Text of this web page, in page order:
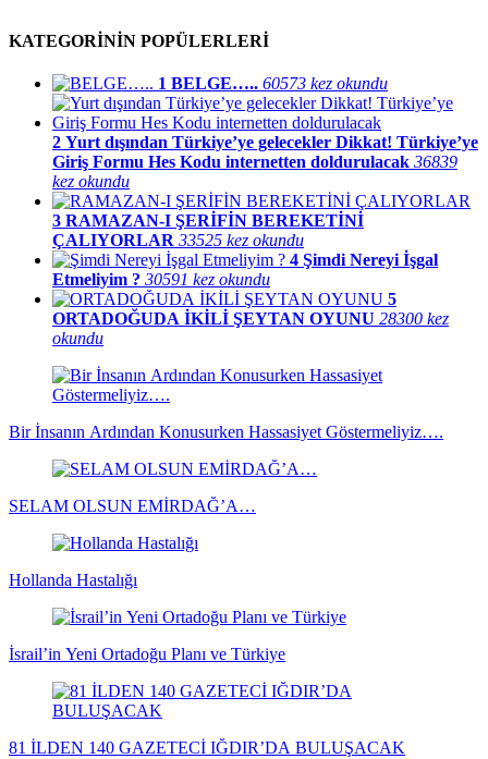
KATEGORİNİN POPÜLERLERİ
1 BELGE….. 60573 kez okundu
2 Yurt dışından Türkiye’ye gelecekler Dikkat! Türkiye’ye
Giriş Formu Hes Kodu internetten doldurulacak 36839
kez okundu
3 RAMAZAN-I ŞERİFİN BEREKETİNİ
ÇALIYORLAR 33525 kez okundu
4 Şimdi Nereyi İşgal
Etmeliyim ? 30591 kez okundu
5
ORTADOĞUDA İKİLİ ŞEYTAN OYUNU 28300 kez
okundu
Bir İnsanın Ardından Konusurken Hassasiyet Göstermeliyiz….
SELAM OLSUN EMİRDAĞ’A…
Hollanda Hastalığı
İsrail’in Yeni Ortadoğu Planı ve Türkiye
81 İLDEN 140 GAZETECİ IĞDIR’DA BULUŞACAK